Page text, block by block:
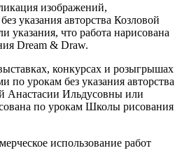
изображений,
указания авторства Козловой
указания, что работа нарисована
Dream & Draw.
конкурсах и розыгрышах
по урокам без указания авторства
Анастасии Ильдусовны или
по урокам Школы рисования
использование работ